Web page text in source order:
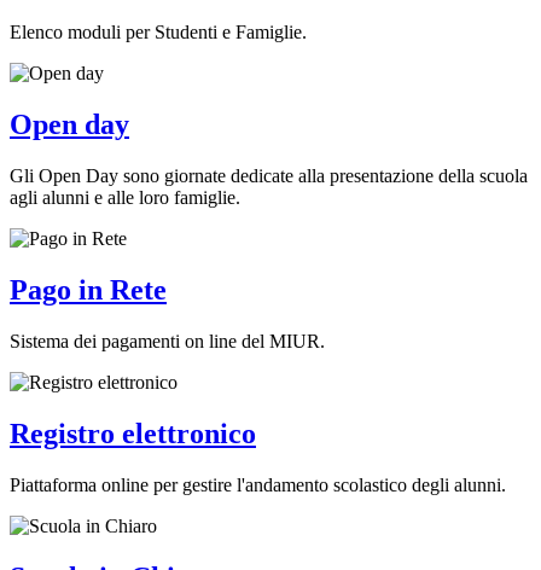
Elenco moduli per Studenti e Famiglie.
Open day
Gli Open Day sono giornate dedicate alla presentazione della scuola
agli alunni e alle loro famiglie.
Pago in Rete
Sistema dei pagamenti on line del MIUR.
Registro elettronico
Piattaforma online per gestire l'andamento scolastico degli alunni.